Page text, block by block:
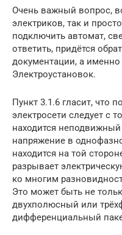
Очень важный вопрос,
электриков, так и
подключить автомат,
ответить, придётся
документации, а
Электроустановок.
Пункт 3.1.6 гласит, что
электросети следует с
находится неподвижный
напряжение в
находится на той
разрывает
ко многим
Это может быть не
двухполюсный или
дифференциальный